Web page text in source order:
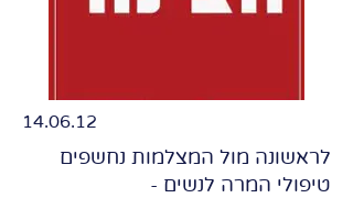
14.06.12
לראשונה מול המצלמות נחשפים
טיפולי המרה לנשים -